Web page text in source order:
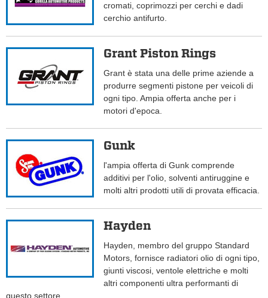
cromati, coprimozzi per cerchi e dadi
cerchio antifurto.
Grant Piston Rings
Grant è stata una delle prime aziende a
produrre segmenti pistone per veicoli di
ogni tipo. Ampia offerta anche per i
motori d'epoca.
Gunk
l'ampia offerta di Gunk comprende
additivi per l'olio, solventi antiruggine e
molti altri prodotti utili di provata efficacia.
Hayden
Hayden, membro del gruppo Standard
Motors, fornisce radiatori olio di ogni tipo,
giunti viscosi, ventole elettriche e molti
altri componenti ultra performanti di
questo settore.